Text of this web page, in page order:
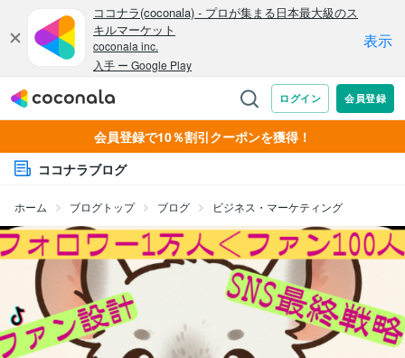
会員登録で10％割引クーポンを獲得！
ココナラブログ
ホーム ブログトップ ブログ ビジネス・マーケティング